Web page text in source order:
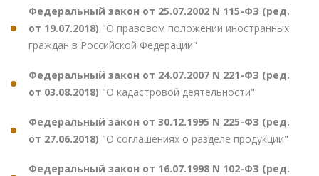
Федеральный закон от 25.07.2002 N 115-ФЗ (ред.
от 19.07.2018) "О правовом положении иностранных
граждан в Российской Федерации"
Федеральный закон от 24.07.2007 N 221-ФЗ (ред.
от 03.08.2018) "О кадастровой деятельности"
Федеральный закон от 30.12.1995 N 225-ФЗ (ред.
от 27.06.2018) "О соглашениях о разделе продукции"
Федеральный закон от 16.07.1998 N 102-ФЗ (ред.